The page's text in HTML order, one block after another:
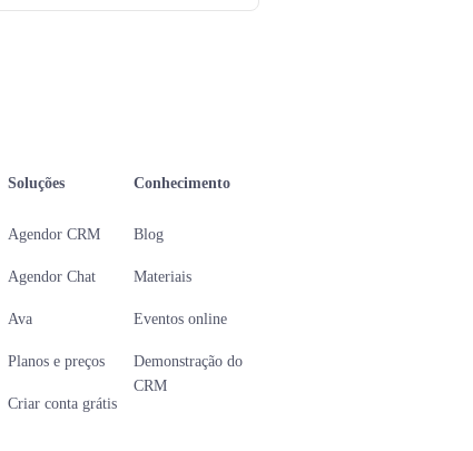
Soluções
Agendor CRM
Agendor Chat
Ava
Planos e preços
Criar conta grátis
Conhecimento
Blog
Materiais
Eventos online
Demonstração do
CRM